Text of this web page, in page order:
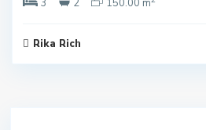
3
2 150.00 m
Rika Rich